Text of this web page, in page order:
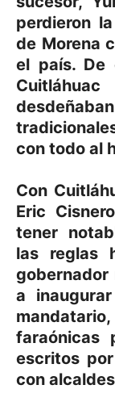
perdieron
de Morena
el país. De
con todo al
Con
Eric
tener
las reglas
gobernador
a
faraónicas
escritos
con